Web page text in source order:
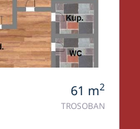
61 m2
TROSOBAN